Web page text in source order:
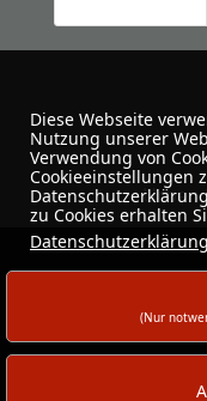
Urban
Diese Webseite
Nutzung unserer
Verwendung von
Cookieeinstellungen
zu Cookies erhalten
Datenschutzerklärung
(Nur